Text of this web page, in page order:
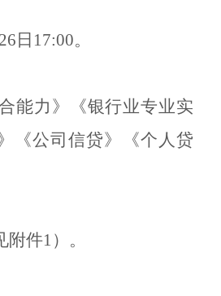
日17:00。
能力》《银行业专业实
《公司信贷》《个人贷
件1）。